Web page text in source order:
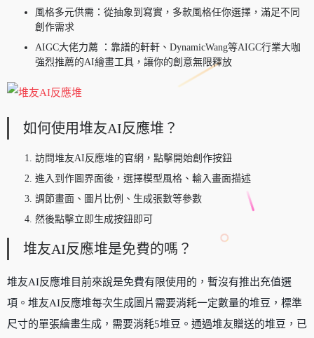
風格多元供需：從抽象到寫實，多款風格任你選擇，滿足不同
創作需求
AIGC大佬力薦 ：靠譜的軒軒、DynamicWang等AIGC行業大咖
強烈推薦的AI繪畫工具，讓你的創意無限釋放
如何使用堆友AI反應堆？
訪問堆友AI反應堆的官網，點擊開始創作按鈕
進入到作圖界面後，選擇模型風格、輸入畫面描述
調節畫面、圖片比例、生成張數等參數
然後點擊立即生成按鈕即可
堆友AI反應堆是免費的嗎？
堆友AI反應堆目前來說是免費有限使用的，暫沒有推出充值選
項。堆友AI反應堆每次生成圖片需要消耗一定數量的堆豆，標準
尺寸的單張繪畫生成，需要消耗5堆豆。通過堆友贈送的堆豆，已